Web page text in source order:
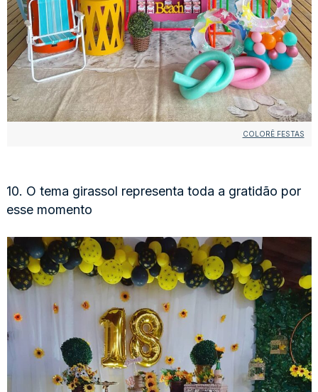
COLORÊ FESTAS
10. O tema girassol representa toda a gratidão por
esse momento